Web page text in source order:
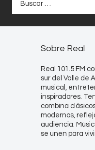
Sobre Real
Real 101.5 FM
sur del Valle de
musical,
inspiradores.
combina
modernos,
audiencia.
se unen para